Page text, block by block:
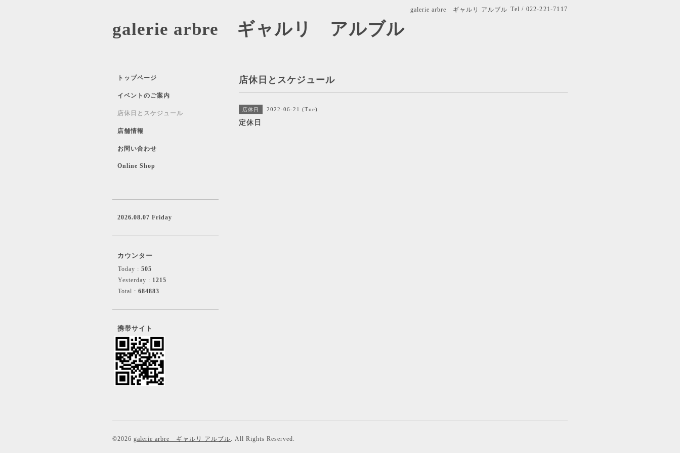
galerie arbre ギャルリ アルブル Tel / 022-221-7117
galerie arbre ギャルリ アルブル
店休日とスケジュール
店休日 2022-06-21 (Tue)
定休日
トップページ
イベントのご案内
店休日とスケジュール
店舗情報
お問い合わせ
Online Shop
2026.08.07 Friday
カウンター
Today : 505
Yesterday : 1215
Total : 684883
携帯サイト
©2026 galerie arbre ギャルリ アルブル. All Rights Reserved.